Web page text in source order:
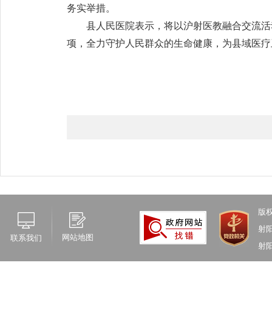
务实举措。
县人民医院表示，将以沪射医教融合交流
项，全力守护人民群众的生命健康，为县域医
联系我们 网站地图
版
射
射